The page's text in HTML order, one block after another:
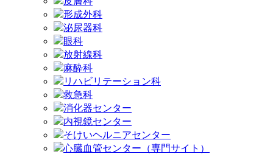
形成外科
泌尿器科
眼科
放射線科
麻酔科
リハビリテーション科
救急科
消化器センター
内視鏡センター
そけいヘルニアセンター
心臓血管センター（専門サイト）